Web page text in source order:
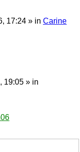
17:24 » in Carine
19:05 » in